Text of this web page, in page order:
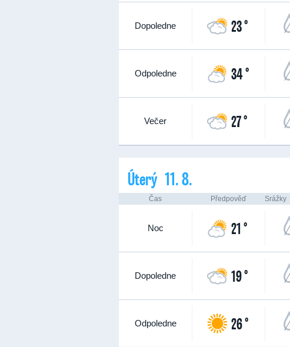
Dopoledne 23 °
Odpoledne 34 °
Večer 27 °
Úterý 11. 8.
Čas Předpověď Srážky
Noc 21 °
Dopoledne 19 °
Odpoledne 26 °